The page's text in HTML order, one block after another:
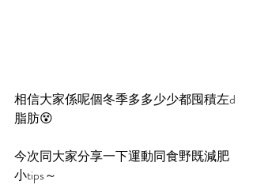
相信大家係呢個冬季多多少少都囤積左d
脂肪😵
今次同大家分享一下運動同食野既減肥
小tips～